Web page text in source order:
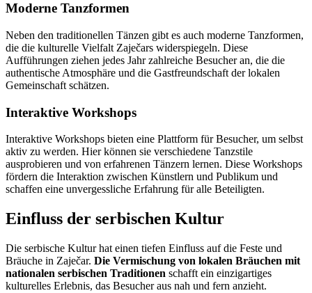
Moderne Tanzformen
Neben den traditionellen Tänzen gibt es auch moderne Tanzformen,
die die kulturelle Vielfalt Zaječars widerspiegeln. Diese
Aufführungen ziehen jedes Jahr zahlreiche Besucher an, die die
authentische Atmosphäre und die Gastfreundschaft der lokalen
Gemeinschaft schätzen.
Interaktive Workshops
Interaktive Workshops bieten eine Plattform für Besucher, um selbst
aktiv zu werden. Hier können sie verschiedene Tanzstile
ausprobieren und von erfahrenen Tänzern lernen. Diese Workshops
fördern die Interaktion zwischen Künstlern und Publikum und
schaffen eine unvergessliche Erfahrung für alle Beteiligten.
Einfluss der serbischen Kultur
Die serbische Kultur hat einen tiefen Einfluss auf die Feste und
Bräuche in Zaječar. Die Vermischung von lokalen Bräuchen mit
nationalen serbischen Traditionen schafft ein einzigartiges
kulturelles Erlebnis, das Besucher aus nah und fern anzieht.